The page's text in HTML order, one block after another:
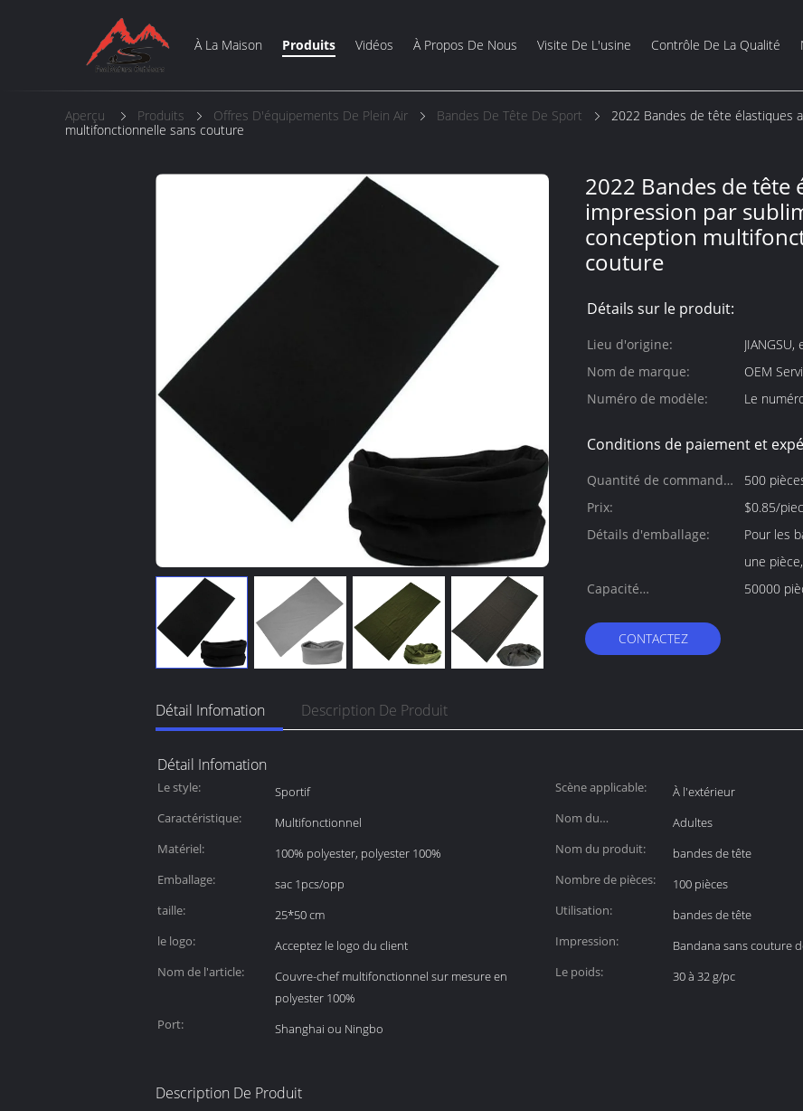
À La Maison Produits Vidéos À Propos De Nous Visite De L'usine Contrôle De La Qualité
Aperçu Produits Offres D'équipements De Plein Air Bandes De Tête De Sport
2022 Bandes de tête élastiques
multifonctionnelle sans couture
2022 Bandes de tête
impression par
conception
couture
Détails sur le produit:
Lieu d'origine:
JIANGSU,
Nom de marque:
OEM
Numéro de modèle:
Le
Conditions de paiement et
Quantité de commande
min:
500
Prix:
$0.85/
Détails d'emballage:
Pour les
une
Capacité
50000
CONTACTEZ
Détail Infomation Description De Produit
Détail Infomation
Le style: Sportif Scène applicable:
À l'extérieur
Caractéristique:
Multifonctionnel
Nom du
Adultes
Matériel:
100% polyester, polyester 100% Nom du produit:
bandes de tête
Emballage:
sac 1pcs/opp Nombre de pièces:
100 pièces
taille:
25*50 cm Utilisation:
bandes de tête
le logo:
Acceptez le logo du client Impression:
Bandana sans couture
Nom de l'article:
Couvre-chef multifonctionnel sur mesure en
polyester 100%
Le poids: 30 à 32 g/pc
Port: Shanghai ou Ningbo
Description De Produit